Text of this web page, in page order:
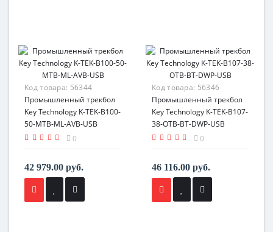
Код товара: 56344
Промышленный трекбол
Key Technology K-TEK-B100-
50-MTB-ML-AVB-USB
0
42 979.00 руб.
Код товара: 56346
Промышленный трекбол
Key Technology K-TEK-B107-
38-OTB-BT-DWP-USB
0
46 116.00 руб.